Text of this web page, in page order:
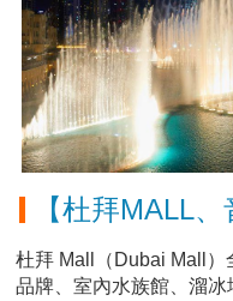
【杜拜MALL、
杜拜 Mall（Dubai Mall）
品牌、室內水族館、溜